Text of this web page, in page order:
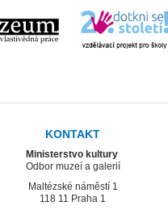
KONTAKT
Ministerstvo kultury
Odbor muzeí a galerií
Maltézské náměstí 1
118 11 Praha 1